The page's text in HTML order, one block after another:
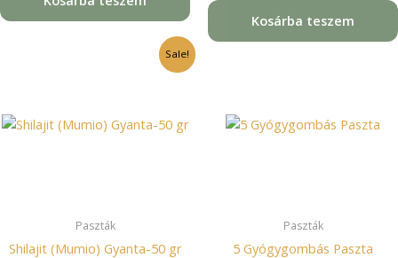
Kosárba teszem
Sale!
Paszták
Shilajit (Mumio) Gyanta-50 gr
Current
price
Paszták
5 Gyógygombás Paszta